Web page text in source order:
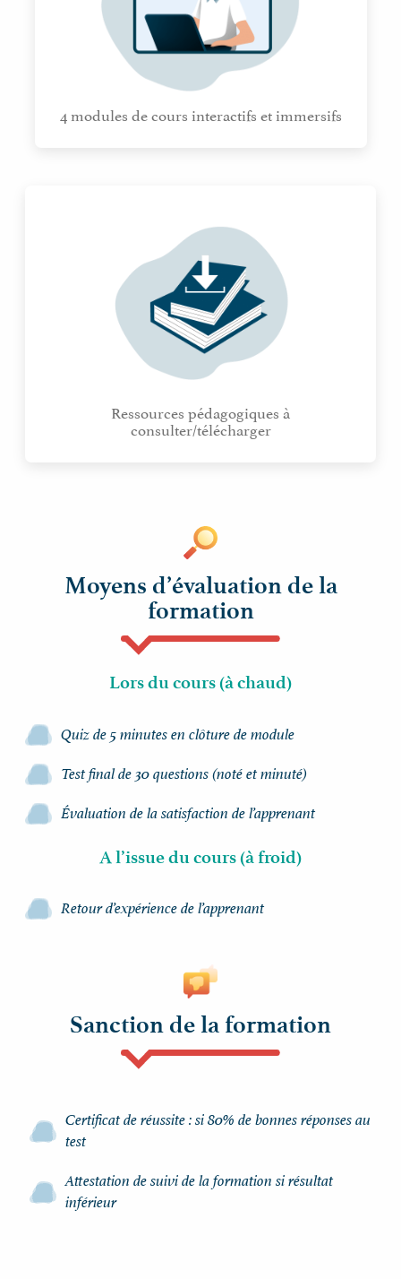
4 modules de cours interactifs et immersifs
Ressources pédagogiques à
consulter/télécharger
Moyens d’évaluation de la
formation
Lors du cours (à chaud)
Quiz de 5 minutes en clôture de module
Test final de 30 questions (noté et minuté)
Évaluation de la satisfaction de l’apprenant
A l’issue du cours (à froid)
Retour d’expérience de l’apprenant
Sanction de la formation
Certificat de réussite : si 80% de bonnes réponses au
test
Attestation de suivi de la formation si résultat
inférieur